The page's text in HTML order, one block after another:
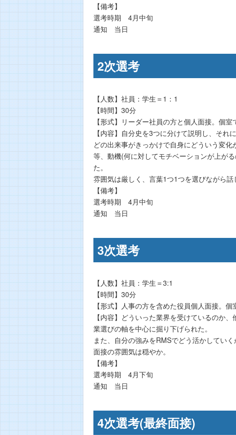
【備考】
選考時期 4月中旬
通知 当日
2次選考
【人数】社員：学生＝1：1
【時間】30分
【形式】リーダー社員の方と個人面接。個室
【内容】自分史を3つに分けて説明し、それ
どの出来事がきっかけで自身にどういう変
等、動機(何に対してモチベーションが上が
た。
雰囲気は厳しく、言葉1つ1つを選びながら話
【備考】
選考時期 4月中旬
通知 当日
3次選考
【人数】社員：学生＝3:1
【時間】30分
【形式】人事の方を含めた役員個人面接。個
【内容】どういった業界を受けているのか
業選びの軸を中心に掘り下げられた。
また、自分の強みをRMSでどう活かしてい
面接の雰囲気は穏やか。
【備考】
選考時期 4月下旬
通知 当日
4次選考(最終面接)